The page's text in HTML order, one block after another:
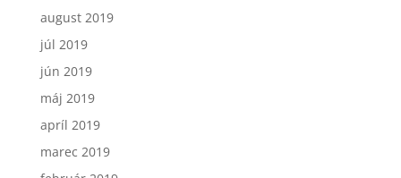
august 2019
júl 2019
jún 2019
máj 2019
apríl 2019
marec 2019